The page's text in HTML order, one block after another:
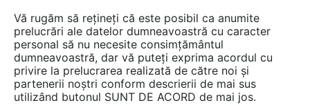
Balamale SIMONSWERK
Urmăreşte această discuţie
Vă rugăm să rețineți că este posibil ca anumite
prelucrări ale datelor dumneavoastră cu caracter
personal să nu necesite consimțământul
dumneavoastră, dar vă puteți exprima acordul cu
privire la prelucrarea realizată de către noi și
partenerii noștri conform descrierii de mai sus
utilizând butonul SUNT DE ACORD de mai jos.